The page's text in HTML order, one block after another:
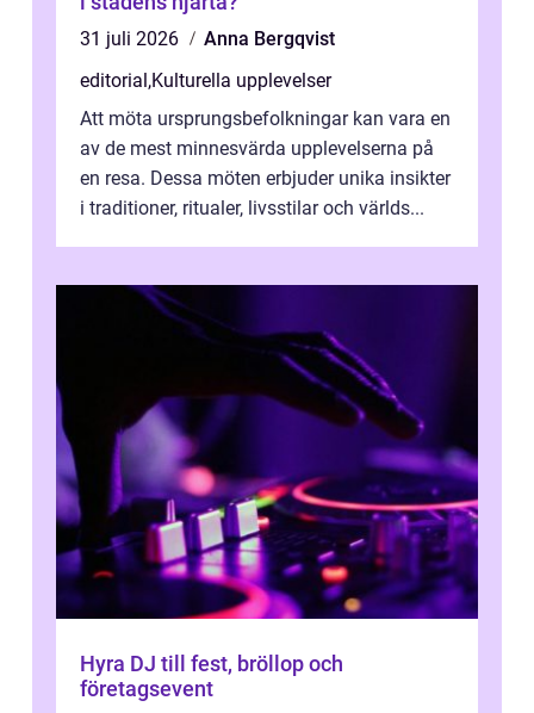
31 juli 2026
Anna Bergqvist
editorial,Kulturella upplevelser
Att möta ursprungsbefolkningar kan vara en
av de mest minnesvärda upplevelserna på
en resa. Dessa möten erbjuder unika insikter
i traditioner, ritualer, livsstilar och världs...
Hyra DJ till fest, bröllop och
företagsevent